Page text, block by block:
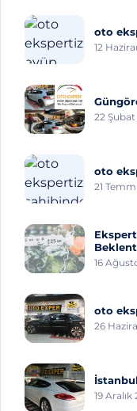
oto
12
22 Şubat
oto
21
16
oto
26
19 Aralık